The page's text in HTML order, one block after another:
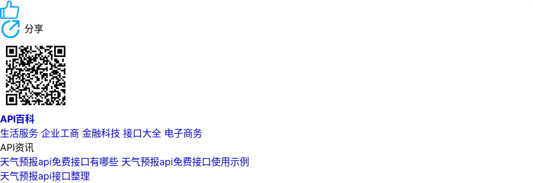
分享
API百科
生活服务 企业工商 金融科技 接口大全 电子商务
API资讯
天气预报api免费接口有哪些 天气预报api免费接口使用示例
天气预报api接口整理